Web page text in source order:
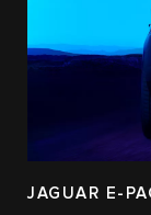
JAGUAR E-